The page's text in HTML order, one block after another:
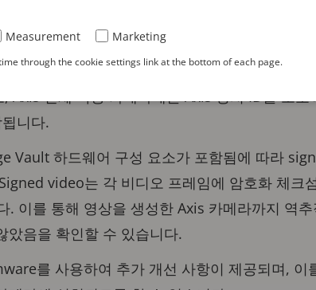
. 따라서 신체 착용 카메라의 영상이 진본이라
시점에 이를 확립하는 것이 핵심입니다.
은 하드웨어와 소프트웨어를 모두 결합합니다.
Axis 신체 착용 카메라에는 Axis 장치 ID를 보
니다.
Vault 하드웨어 구성 요소가 포함됨에 따라
video는 각 비디오 프레임에 암호화 체크
. 이를 통해 영상을 생성한 Axis 카메라까지 역
았음을 확인할 수 있습니다.
를 사용하여 추가 개선 사항이 제공되며, 이
Measurement Marketing
through the cookie settings link at the bottom of each page.